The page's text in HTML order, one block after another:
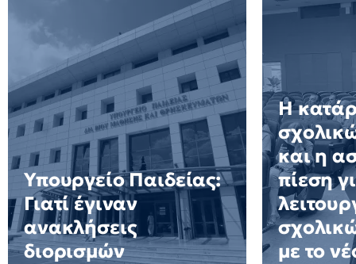
Υπουργείο Παιδείας:
Γιατί έγιναν
ανακλήσεις
διορισμών
Η
και η
πίεση
με το